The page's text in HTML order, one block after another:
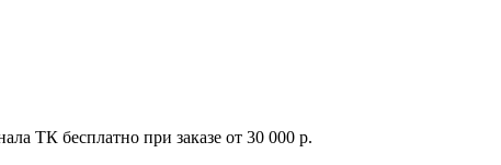
ТК бесплатно при заказе от 30 000 р.